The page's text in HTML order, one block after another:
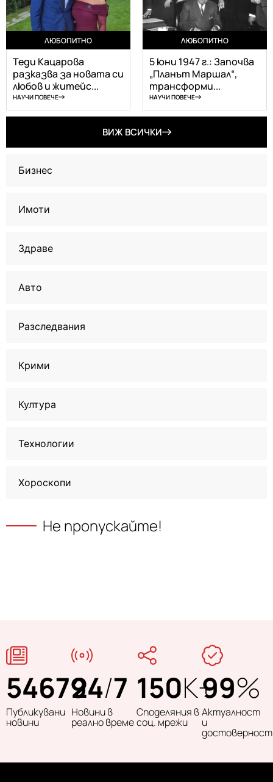
Бизнес
Имоти
Здраве
Авто
Разследвания
Крими
Култура
Технологии
Хороскопи
ЛЮБОПИТНО
Теди Кацарова
разказва за новата си
любов и житейс...
НАУЧИ ПОВЕЧЕ
ЛЮБОПИТНО
5 юни 1947 г.: Започва
„Планът Маршал“,
трансформи...
НАУЧИ ПОВЕЧЕ
ВИЖ ВСИЧКИ
Не пропускайте!
54679
Публикувани
новини
24/7
Новини в
реално време
150K+
Споделяния в
соц. мрежи
99%
Актуалност
и
достоверност